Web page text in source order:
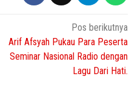
Pos berikutnya
Arif Afsyah Pukau Para Peserta
Seminar Nasional Radio dengan
Lagu Dari Hati.